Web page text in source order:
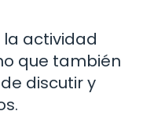
la actividad
que también
discutir y